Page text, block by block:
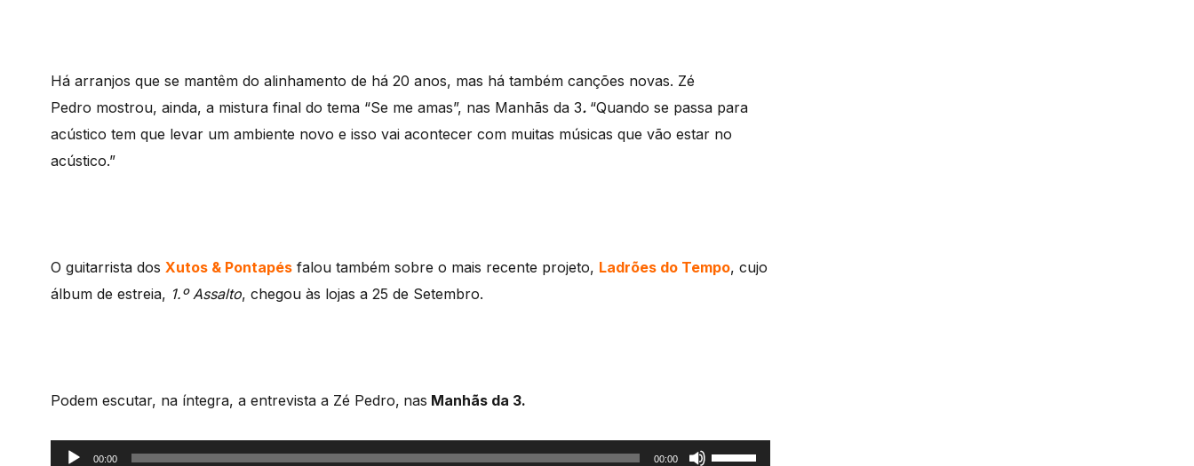
Há arranjos que se mantêm do alinhamento de há 20 anos, mas há também canções novas. Zé
Pedro mostrou, ainda, a mistura final do tema “Se me amas”, nas Manhãs da 3. “Quando se passa para
acústico tem que levar um ambiente novo e isso vai acontecer com muitas músicas que vão estar no
acústico.”
O guitarrista dos Xutos & Pontapés falou também sobre o mais recente projeto, Ladrões do Tempo, cujo
álbum de estreia, 1.º Assalto, chegou às lojas a 25 de Setembro.
Podem escutar, na íntegra, a entrevista a Zé Pedro, nas Manhãs da 3.
Reprodutor
00:00 00:00
Use